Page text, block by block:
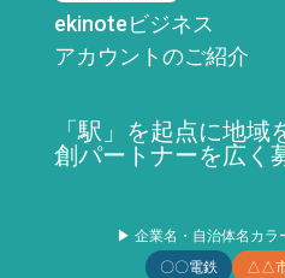
ekinoteビジネス
アカウントのご紹介
「駅」を起点に地
創パートナーを広く
▶ 企業名・自治体名カラ
〇〇電鉄
△△